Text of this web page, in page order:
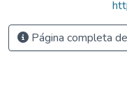
Página completa